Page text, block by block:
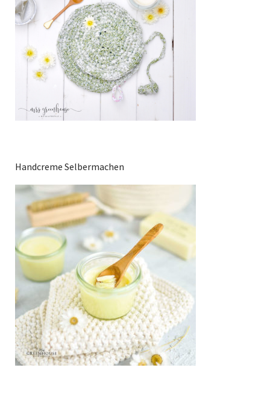
Handcreme Selbermachen